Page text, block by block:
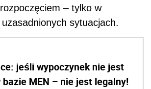
– tylko w
sytuacjach.
jeśli wypoczynek nie jest
bazie MEN – nie jest legalny!